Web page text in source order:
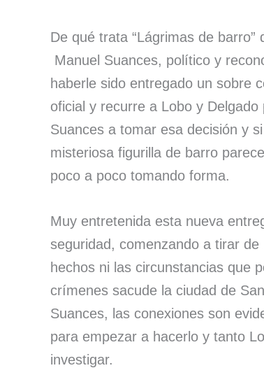
De qué trata “Lágrimas de barro”
Manuel Suances, político y
haberle sido entregado un sobre
oficial y recurre a Lobo y
Suances a tomar esa decisión y
misteriosa figurilla de barro
poco a poco tomando forma.
Muy entretenida esta nueva
seguridad, comenzando a tirar
hechos ni las circunstancias que
crímenes sacude la ciudad de
Suances, las conexiones son
para empezar a hacerlo y tanto
investigar.